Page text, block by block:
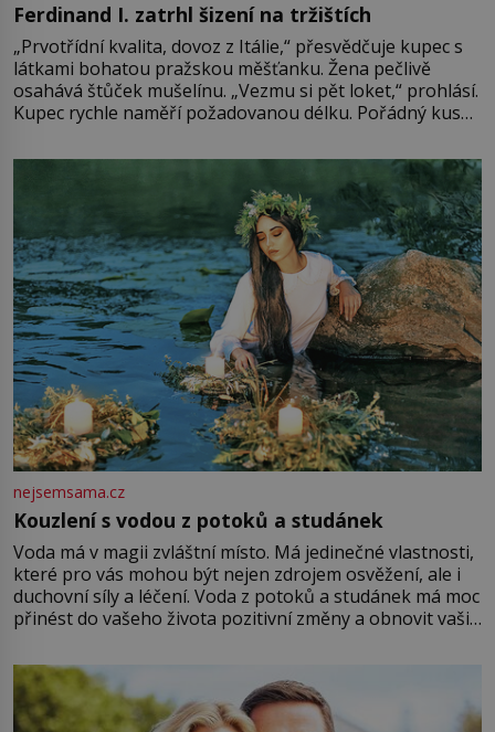
Ferdinand I. zatrhl šizení na tržištích
„Prvotřídní kvalita, dovoz z Itálie,“ přesvědčuje kupec s
látkami bohatou pražskou měšťanku. Žena pečlivě
osahává štůček mušelínu. „Vezmu si pět loket,“ prohlásí.
Kupec rychle naměří požadovanou délku. Pořádný kus
milostpaní. Stačí jenom na sukni,“ zhodnotí švadlena
množství růžového mušelínu. „Ošidili vás, podívejte.“
nejsemsama.cz
Kouzlení s vodou z potoků a studánek
Voda má v magii zvláštní místo. Má jedinečné vlastnosti,
které pro vás mohou být nejen zdrojem osvěžení, ale i
duchovní síly a léčení. Voda z potoků a studánek má moc
přinést do vašeho života pozitivní změny a obnovit vaši
můžete obohatit své rituály a přinést do svého života
větší harmonii a klid. Je důležité